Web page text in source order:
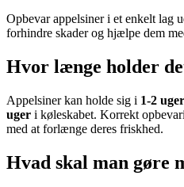
Opbevar appelsiner i et enkelt lag
forhindre skader og hjælpe dem
Hvor længe holder
Appelsiner kan holde sig i 1-2 uger
uger i køleskabet. Korrekt
med at forlænge deres friskhed.
Hvad skal man gøre